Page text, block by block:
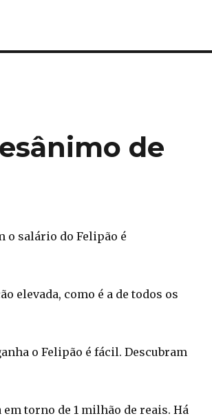
de
o salário do Felipão é
elevada, como é a de todos os
o Felipão é fácil. Descubram
torno de 1 milhão de reais. Há